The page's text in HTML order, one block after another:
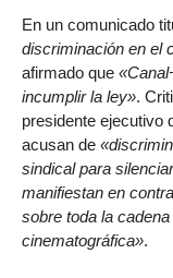
En un comunicado
discriminación en el
afirmado que
incumplir la ley».
presidente ejecutivo
acusan de
sindical para
manifiestan en
sobre toda la
cinematográfica».